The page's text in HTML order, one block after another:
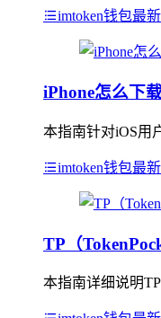
imtoken钱包最
iPhone怎么下
本指南针对iOS用
imtoken钱包最
TP（
本指南详细说明